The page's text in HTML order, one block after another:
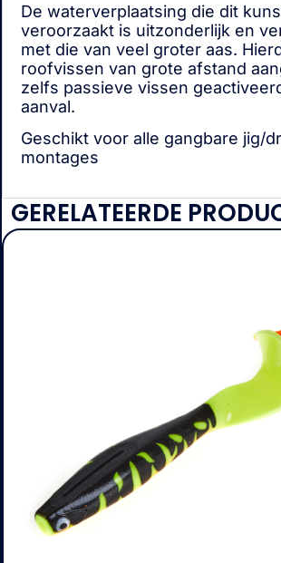
De waterverplaatsing die dit
veroorzaakt is uitzonderlijk en
met die van veel groter aas.
roofvissen van grote afstand
zelfs passieve vissen
aanval.
Geschikt voor alle gangbare jig/
montages
GERELATEERDE